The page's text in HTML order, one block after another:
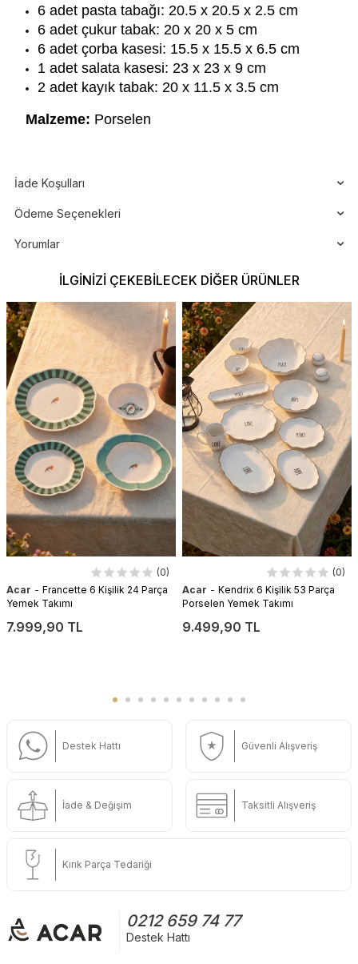
6 adet pasta tabağı: 20.5 x 20.5 x 2.5 cm
6 adet çukur tabak: 20 x 20 x 5 cm
6 adet çorba kasesi: 15.5 x 15.5 x 6.5 cm
1 adet salata kasesi: 23 x 23 x 9 cm
2 adet kayık tabak: 20 x 11.5 x 3.5 cm
Malzeme: Porselen
İade Koşulları
Ödeme Seçenekleri
Yorumlar
İLGINIZI ÇEKEBILECEK DIĞER ÜRÜNLER
(0)
Acar - Francette 6 Kişilik 24 Parça
Yemek Takımı
7.999,90 TL
(0)
Acar - Kendrix 6 Kişilik 53 Parça
Porselen Yemek Takımı
9.499,90 TL
Destek Hattı Güvenli Alışveriş
İade & Değişim Taksitli Alışveriş
Kırık Parça Tedariği
0212 659 74 77
Destek Hattı